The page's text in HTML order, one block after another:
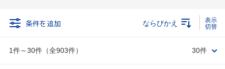
条件を追加
1件～30件（全903件）
ならびかえ
30件